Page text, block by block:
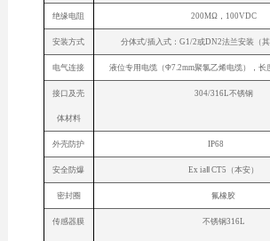
绝缘电阻 200MΩ，100VDC
安装方式 分体式/插入式：G1/2或DN2法兰安装（其
电气连接 液位专用电缆（Φ7.2mm聚氯乙烯电缆），长
接口及壳
体材料
304/316L不锈钢
外壳防护 IP68
安全防爆 Ex iaⅡ CT5（本安）
密封圈 氟橡胶
传感器膜 不锈钢316L